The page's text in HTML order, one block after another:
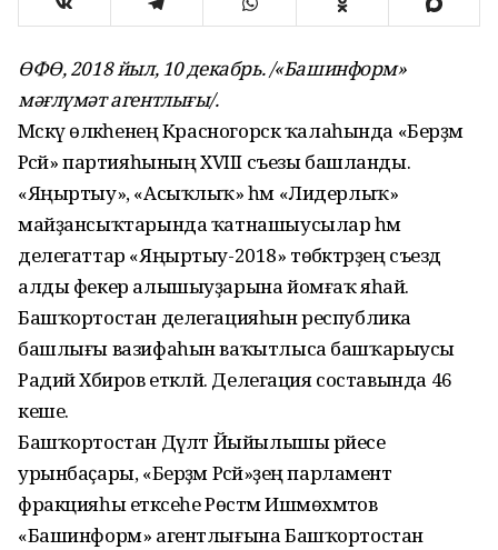
ӨФӨ, 2018 йыл, 10 декабрь. /«Башинформ»
мәғлүмәт агентлығы/.
Мәскәү өлкәһенең Красногорск ҡалаһында «Берҙәм
Рәсәй» партияһының XVIII съезы башланды.
«Яңыртыу», «Асыҡлыҡ» һәм «Лидерлыҡ»
майҙансыҡтарында ҡатнашыусылар һәм
делегаттар «Яңыртыу-2018» төбәктәрҙең съезд
алды фекер алышыуҙарына йомғаҡ яһай.
Башҡортостан делегацияһын республика
башлығы вазифаһын ваҡытлыса башҡарыусы
Радий Хәбиров етәкләй. Делегация составында 46
кеше.
Башҡортостан Дәүләт Йыйылышы рәйесе
урынбаҫары, «Берҙәм Рәсәй»ҙең парламент
фракцияһы етәксеһе Рөстәм Ишмөхәмәтов
«Башинформ» агентлығына Башҡортостан